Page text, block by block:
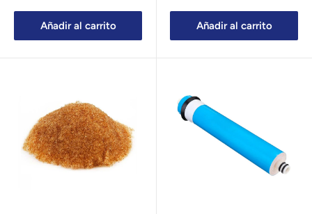
venta
Añadir al carrito
venta
Añadir al carrito